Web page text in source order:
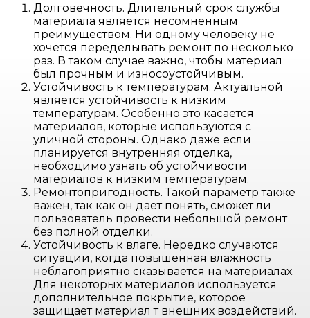
Долговечность. Длительный срок службы
материала является несомненным
преимуществом. Ни одному человеку не
хочется переделывать ремонт по несколько
раз. В таком случае важно, чтобы материал
был прочным и износоустойчивым.
Устойчивость к температурам. Актуальной
является устойчивость к низким
температурам. Особенно это касается
материалов, которые используются с
уличной стороны. Однако даже если
планируется внутренняя отделка,
необходимо узнать об устойчивости
материалов к низким температурам.
Ремонтопригодность. Такой параметр также
важен, так как он дает понять, сможет ли
пользователь провести небольшой ремонт
без полной отделки.
Устойчивость к влаге. Нередко случаются
ситуации, когда повышенная влажность
неблагоприятно сказывается на материалах.
Для некоторых материалов используется
дополнительное покрытие, которое
защищает материал т внешних воздействий.